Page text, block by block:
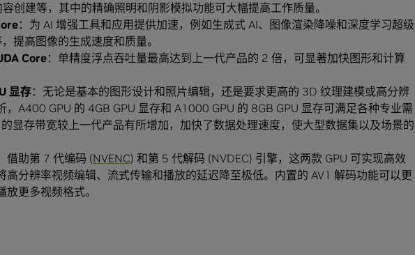
创建等，其中的精确照明和阴影模拟功能可大幅提高工作质量。
：为 AI 增强工具和应用提供加速，例如生成式 AI、图像渲染降噪和深度学习超级
提高图像的生成速度和质量。
Core：单精度浮点吞吐量最高达到上一代产品的 2 倍，可显著加快图形和计算
显存：无论是基本的图形设计和照片编辑，还是要求更高的 3D 纹理建模或高分辨
，A400 GPU 的 4GB GPU 显存和 A1000 GPU 的 8GB GPU 显存可满足各种专业需
显存带宽较上一代产品有所增加，加快了数据处理速度，使大型数据集以及场景的
借助第 7 代编码 (NVENC) 和第 5 代解码 (NVDEC) 引擎，这两款 GPU 可实现高效
高分辨率视频编辑、流式传输和播放的延迟降至极低。内置的 AV1 解码功能可以更
更多视频格式。